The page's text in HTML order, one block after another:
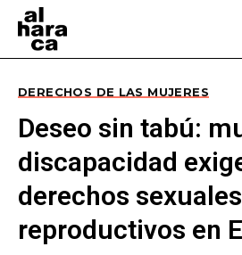
DERECHOS DE LAS MUJERES
Deseo sin tabú:
discapacidad
derechos
reproductivos en